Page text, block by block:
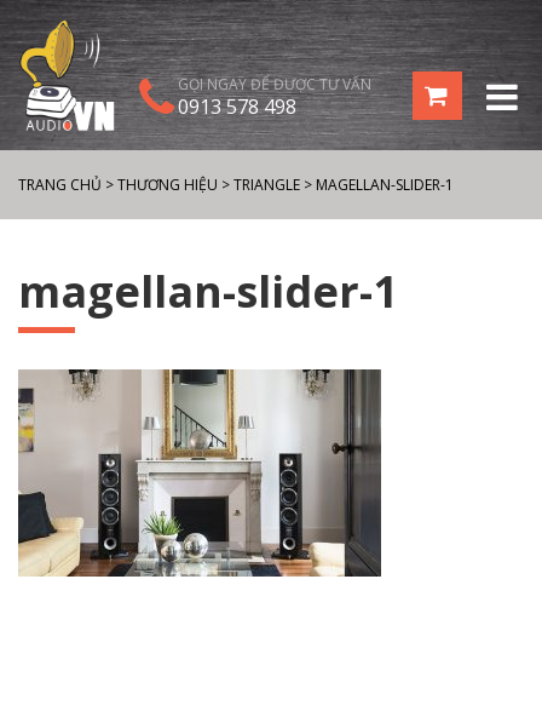
GỌI NGAY ĐỂ ĐƯỢC TƯ VẤN
0913 578 498
TRANG CHỦ >THƯƠNG HIỆU >TRIANGLE > MAGELLAN-SLIDER-1
magellan-slider-1